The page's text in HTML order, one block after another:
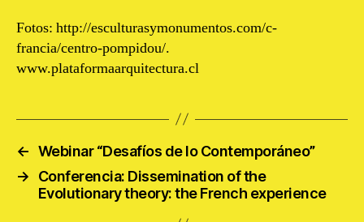
Fotos: http://esculturasymonumentos.com/c-
francia/centro-pompidou/.
www.plataformaarquitectura.cl
← Webinar “Desafíos de lo Contemporáneo”
→
Conferencia: Dissemination of the
Evolutionary theory: the French experience